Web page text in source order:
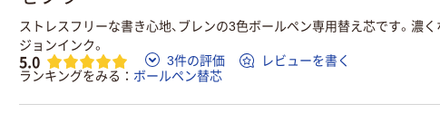
ストレスフリーな書き心地、ブレンの3色ボールペン専用替え芯です。濃
ジョンインク。
5.0 3件の評価
レビューを書く
ランキングをみる
ボールペン替芯